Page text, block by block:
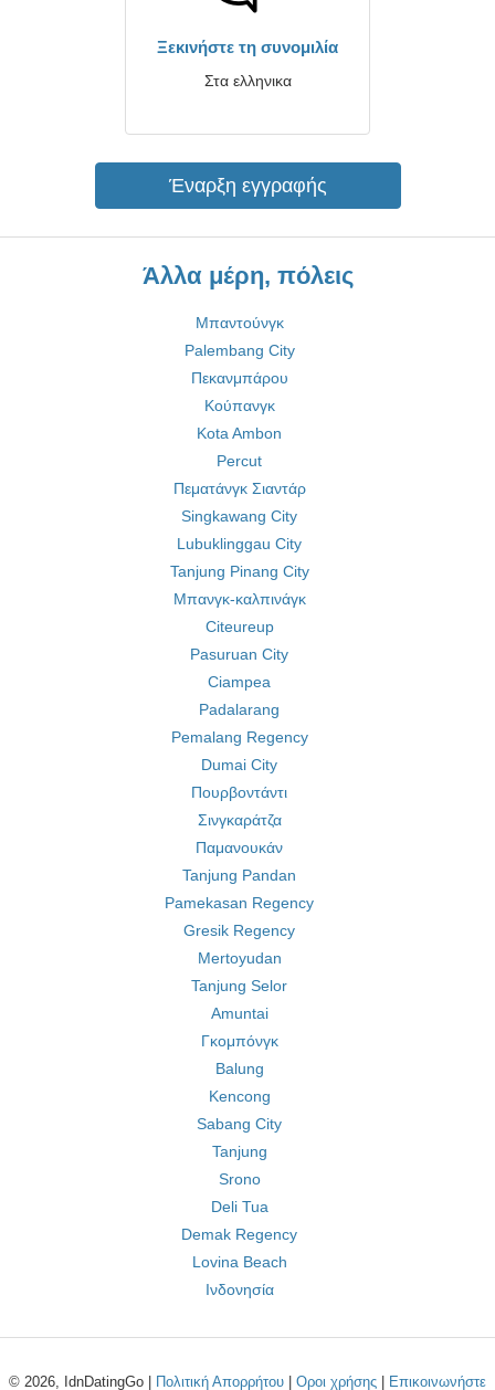
Ξεκινήστε τη συνομιλία
Στα ελληνικα
Έναρξη εγγραφής
Άλλα μέρη, πόλεις
Μπαντούνγκ
Palembang City
Πεκανμπάρου
Κούπανγκ
Kota Ambon
Percut
Πεματάνγκ Σιαντάρ
Singkawang City
Lubuklinggau City
Tanjung Pinang City
Μπανγκ-καλπινάγκ
Citeureup
Pasuruan City
Ciampea
Padalarang
Pemalang Regency
Dumai City
Πουρβοντάντι
Σινγκαράτζα
Παμανουκάν
Tanjung Pandan
Pamekasan Regency
Gresik Regency
Mertoyudan
Tanjung Selor
Amuntai
Γκομπόνγκ
Balung
Kencong
Sabang City
Tanjung
Srono
Deli Tua
Demak Regency
Lovina Beach
Ινδονησία
© 2026, IdnDatingGo | Πολιτική Απορρήτου Οροι χρήσης Επικοινωνήστε